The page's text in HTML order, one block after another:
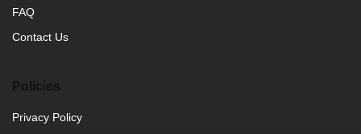
FAQ
Contact Us
Policies
Privacy Policy